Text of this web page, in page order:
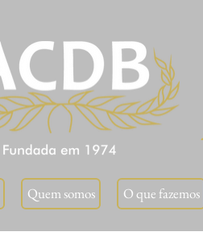
Quem somos O que fazemos